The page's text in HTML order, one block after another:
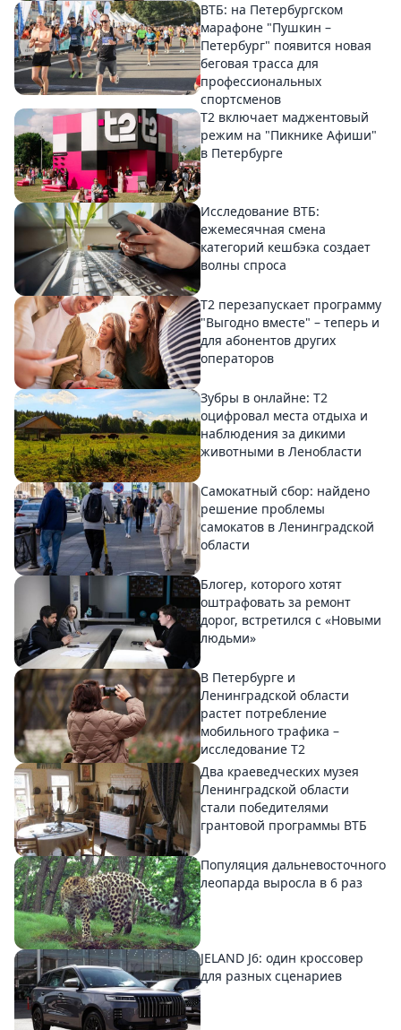
ВТБ: на Петербургском
марафоне "Пушкин –
Петербург" появится новая
беговая трасса для
профессиональных
спортсменов
Т2 включает маджентовый
режим на "Пикнике Афиши"
в Петербурге
Исследование ВТБ:
ежемесячная смена
категорий кешбэка создает
волны спроса
Т2 перезапускает программу
"Выгодно вместе" – теперь и
для абонентов других
операторов
Зубры в онлайне: Т2
оцифровал места отдыха и
наблюдения за дикими
животными в Ленобласти
Самокатный сбор: найдено
решение проблемы
самокатов в Ленинградской
области
Блогер, которого хотят
оштрафовать за ремонт
дорог, встретился с «Новыми
людьми»
В Петербурге и
Ленинградской области
растет потребление
мобильного трафика –
исследование T2
Два краеведческих музея
Ленинградской области
стали победителями
грантовой программы ВТБ
Популяция дальневосточного
леопарда выросла в 6 раз
JELAND J6: один кроссовер
для разных сценариев